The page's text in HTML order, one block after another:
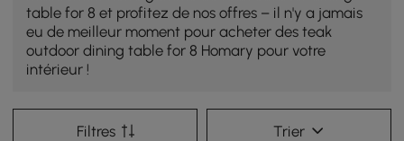
table for 8 et profitez de nos offres – il n'y a jamais
eu de meilleur moment pour acheter des teak
outdoor dining table for 8 Homary pour votre
intérieur !
Filtres Trier